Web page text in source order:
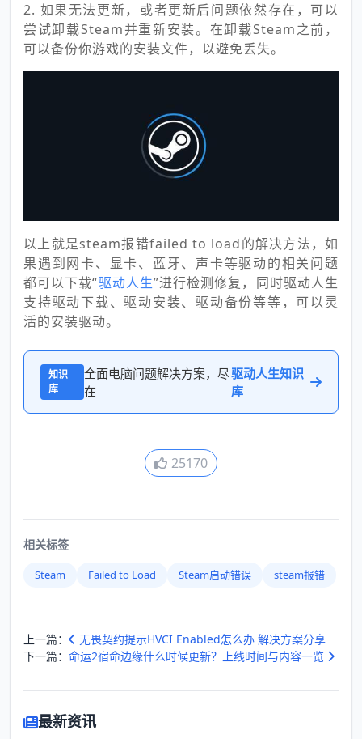
2. 如果无法更新，或者更新后问题依然存在，可以
尝试卸载Steam并重新安装。在卸载Steam之前，
可以备份你游戏的安装文件，以避免丢失。
以上就是steam报错failed to load的解决方法，如
果遇到网卡、显卡、蓝牙、声卡等驱动的相关问题
都可以下载“驱动人生”进行检测修复，同时驱动人生
支持驱动下载、驱动安装、驱动备份等等，可以灵
活的安装驱动。
知识
库
全面电脑问题解决方案，尽
在
驱动人生知识
库
25170
相关标签
Steam Failed to Load Steam启动错误 steam报错
上一篇：
无畏契约提示HVCI Enabled怎么办 解决方案分享
下一篇： 命运2宿命边缘什么时候更新？上线时间与内容一览
最新资讯